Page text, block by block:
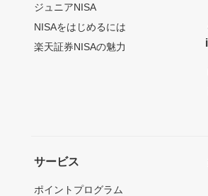
ジュニアNISA
NISAをはじめるには
楽天証券NISAの魅力
サービス
ポイントプログラム